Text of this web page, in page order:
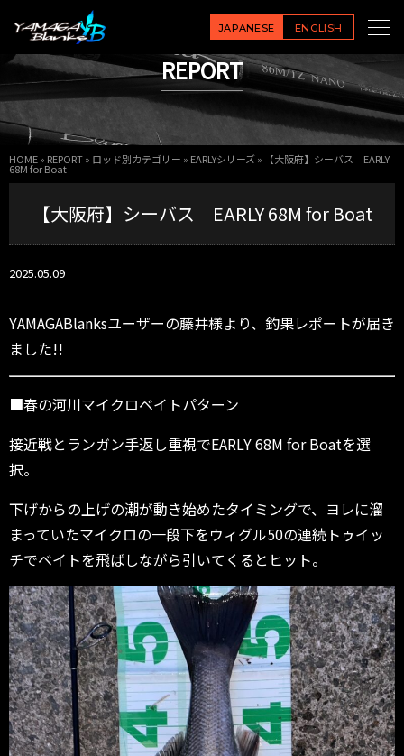
JAPANESE ENGLISH
REPORT
HOME» REPORT» ロッド別カテゴリー » EARLYシリーズ» 【大阪府】シーバス EARLY
68M for Boat
【大阪府】シーバス EARLY 68M for Boat
2025.05.09
YAMAGABlanksユーザーの藤井様より、釣果レポートが届き
ました!!
■春の河川マイクロベイトパターン
接近戦とランガン手返し重視でEARLY 68M for Boatを選
択。
下げからの上げの潮が動き始めたタイミングで、ヨレに溜
まっていたマイクロの一段下をウィグル50の連続トゥイッ
チでベイトを飛ばしながら引いてくるとヒット。